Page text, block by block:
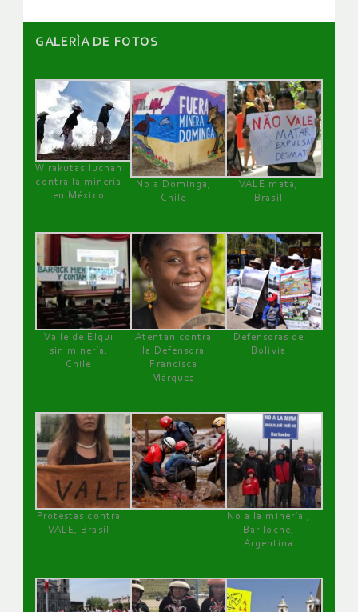
GALERÌA DE FOTOS
Wirakutas luchan
contra la minería
en México
No a Dominga,
Chile
VALE mata,
Brasil
Valle de Elqui
sin minería.
Chile
Atentan contra
la Defensora
Francisca
Márquez
Defensoras de
Bolivia
Protestas contra
VALE, Brasil
No a la minería ,
Bariloche,
Argentina